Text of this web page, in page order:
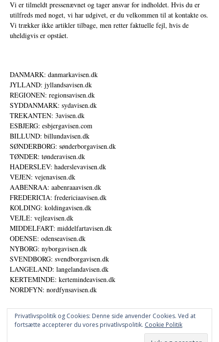
Vi er tilmeldt pressenævnet og tager ansvar for indholdet. Hvis du er
utilfreds med noget, vi har udgivet, er du velkommen til at kontakte os.
Vi trækker ikke artikler tilbage, men retter faktuelle fejl, hvis de
uheldigvis er opstået.
DANMARK: danmarkavisen.dk
JYLLAND: jyllandsavisen.dk
REGIONEN: regionsavisen.dk
SYDDANMARK: sydavisen.dk
TREKANTEN: 3avisen.dk
ESBJERG: esbjergavisen.com
BILLUND: billundavisen.dk
SØNDERBORG: sønderborgavisen.dk
TØNDER: tønderavisen.dk
HADERSLEV: haderslevavisen.dk
VEJEN: vejenavisen.dk
AABENRAA: aabenraaavisen.dk
FREDERICIA: fredericiaavisen.dk
KOLDING: koldingavisen.dk
VEJLE: vejleavisen.dk
MIDDELFART: middelfartavisen.dk
ODENSE: odenseavisen.dk
NYBORG: nyborgavisen.dk
SVENDBORG: svendborgavisen.dk
LANGELAND: langelandavisen.dk
KERTEMINDE: kertemindeavisen.dk
NORDFYN: nordfynsavisen.dk
Privatlivspolitik og Cookies: Denne side anvender Cookies. Ved at
fortsætte accepterer du vores privatlivspolitik. Cookie Politik